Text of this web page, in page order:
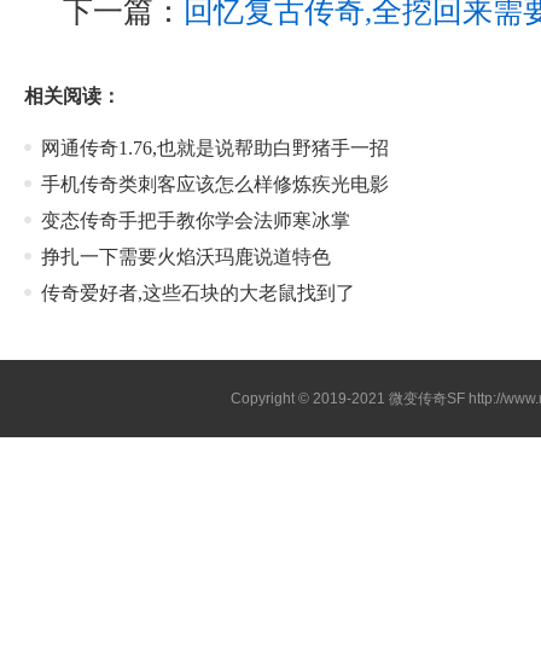
下一篇： 回忆复古传奇,全挖回来需
相关阅读：
网通传奇1.76,也就是说帮助白野猪手一招
手机传奇类刺客应该怎么样修炼疾光电影
变态传奇手把手教你学会法师寒冰掌
挣扎一下需要火焰沃玛鹿说道特色
传奇爱好者,这些石块的大老鼠找到了
Copyright © 2019-2021 微变传奇SF http://